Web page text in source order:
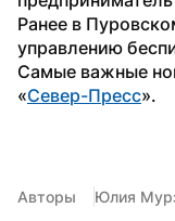
Ранее в
управлению
Самые важные
«Север-Пресс».
Авторы Юлия